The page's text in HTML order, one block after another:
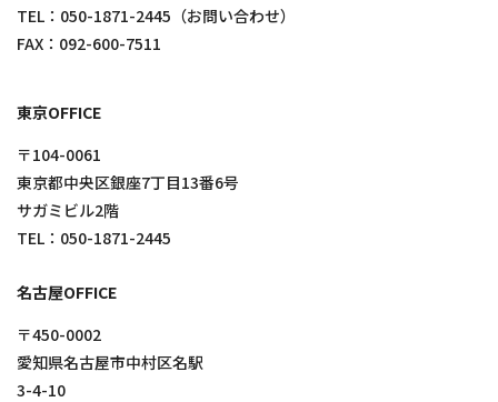
TEL： 050-1871-2445 （お問い合わせ）
FAX：092-600-7511
東京OFFICE
〒104-0061
東京都中央区銀座7丁目13番6号
サガミビル2階
TEL： 050-1871-2445
名古屋OFFICE
〒450-0002
愛知県名古屋市中村区名駅
3-4-10